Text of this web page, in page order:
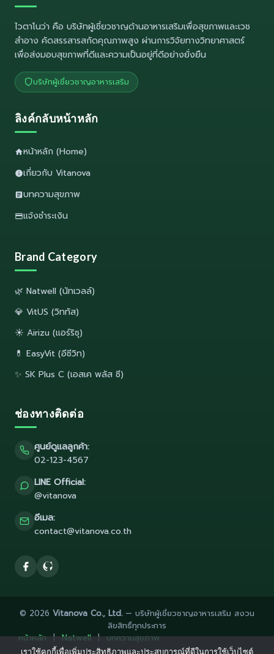
ไวตาโนว่า คือ บริษัทผู้เชี่ยวชาญด้านอาหารเสริมเพื่อสุขภาพและเวช
สำอาง คัดสรรสารสกัดคุณภาพสูง ผ่านการวิจัยทางวิทยาศาสตร์
เพื่อส่งมอบสุขภาพที่ดีและความเป็นอยู่ที่ดีอย่างยั่งยืน
บริษัทผู้เชี่ยวชาญอาหารเสริม
ลิงค์กลับหน้าหลัก
หน้าหลัก (Home)
เกี่ยวกับ Vitanova
บทความสุขภาพ
แจ้งชำระเงิน
Brand Category
🌿 Natwell (นัทเวลล์)
💎 VitUS (วิททัส)
☀️ Airizu (แอร์ริซุ)
💊 EasyVit (อีซีวิท)
✨ SK Plus C (เอสเค พลัส ซี)
ช่องทางติดต่อ
ศูนย์ดูแลลูกค้า:
02-123-4567
LINE Official:
@vitanova
อีเมล:
contact@vitanova.co.th
© 2026 Vitanova Co., Ltd.— บริษัทผู้เชี่ยวชาญอาหารเสริม สงวน
ลิขสิทธิ์ทุกประการ
หน้าหลัก | Natwell | บทความสุขภาพ
เราใช้คุกกี้เพื่อเพิ่มประสิทธิภาพและประสบการณ์ที่ดีในการใช้เว็บไซต์